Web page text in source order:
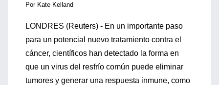
Por Kate Kelland
LONDRES (Reuters) - En un importante paso
para un potencial nuevo tratamiento contra el
cáncer, científicos han detectado la forma en
que un virus del resfrío común puede eliminar
tumores y generar una respuesta inmune, como